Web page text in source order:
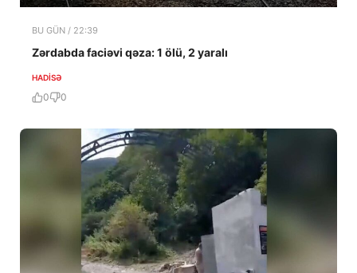
BU GÜN / 22:39
Zərdabda faciəvi qəza: 1 ölü, 2 yaralı
HADISƏ
0 0